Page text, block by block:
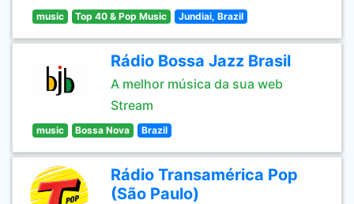
music Top 40 & Pop Music Jundiai, Brazil
Rádio Bossa Jazz Brasil
A melhor música da sua web
Stream
music Bossa Nova Brazil
Rádio Transamérica Pop
(São Paulo)